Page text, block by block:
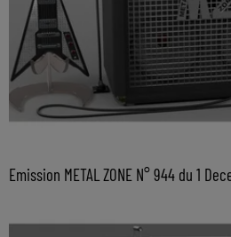
Emission METAL ZONE N° 944 du 1